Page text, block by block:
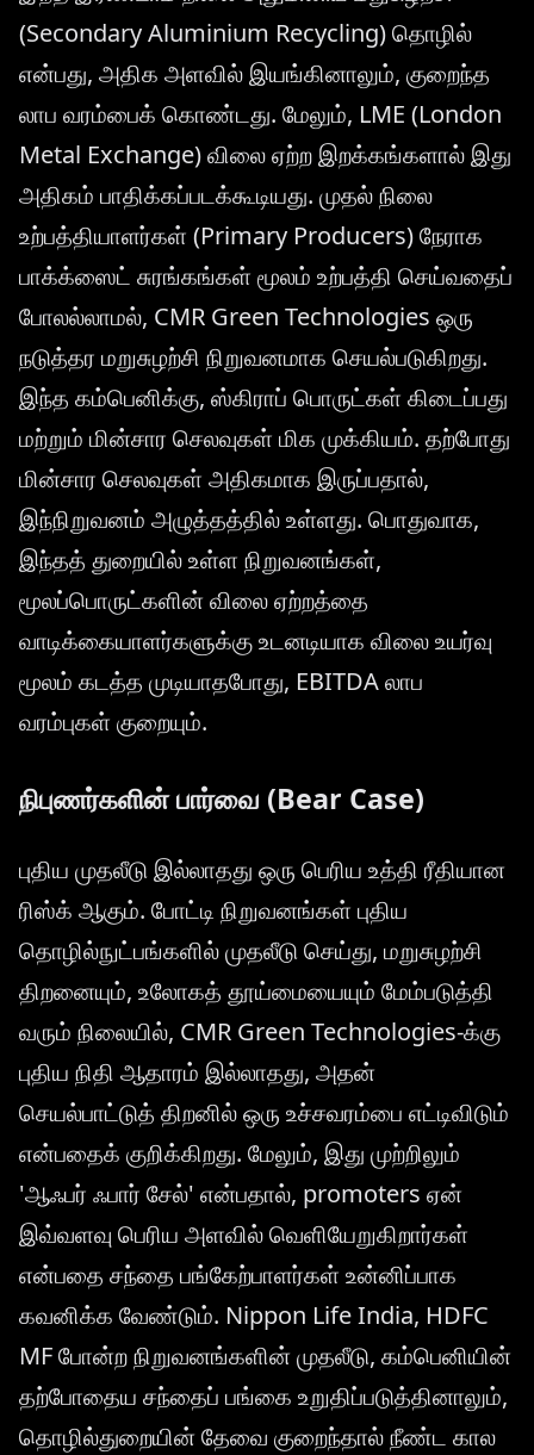
(Secondary Aluminium Recycling) தொழில்
என்பது, அதிக அளவில் இயங்கினாலும், குறைந்த
லாப வரம்பைக் கொண்டது. மேலும், LME (London
Metal Exchange) விலை ஏற்ற இறக்கங்களால் இது
அதிகம் பாதிக்கப்படக்கூடியது. முதல் நிலை
உற்பத்தியாளர்கள் (Primary Producers) நேராக
பாக்க்ஸைட் சுரங்கங்கள் மூலம் உற்பத்தி செய்வதைப்
போலல்லாமல், CMR Green Technologies ஒரு
நடுத்தர மறுசுழற்சி நிறுவனமாக செயல்படுகிறது.
இந்த கம்பெனிக்கு, ஸ்கிராப் பொருட்கள் கிடைப்பது
மற்றும் மின்சார செலவுகள் மிக முக்கியம். தற்போது
மின்சார செலவுகள் அதிகமாக இருப்பதால்,
இந்நிறுவனம் அழுத்தத்தில் உள்ளது. பொதுவாக,
இந்தத் துறையில் உள்ள நிறுவனங்கள்,
மூலப்பொருட்களின் விலை ஏற்றத்தை
வாடிக்கையாளர்களுக்கு உடனடியாக விலை உயர்வு
மூலம் கடத்த முடியாதபோது, EBITDA லாப
வரம்புகள் குறையும்.
நிபுணர்களின் பார்வை (Bear Case)
புதிய முதலீடு இல்லாதது ஒரு பெரிய உத்தி ரீதியான
ரிஸ்க் ஆகும். போட்டி நிறுவனங்கள் புதிய
தொழில்நுட்பங்களில் முதலீடு செய்து, மறுசுழற்சி
திறனையும், உலோகத் தூய்மையையும் மேம்படுத்தி
வரும் நிலையில், CMR Green Technologies-க்கு
புதிய நிதி ஆதாரம் இல்லாதது, அதன்
செயல்பாட்டுத் திறனில் ஒரு உச்சவரம்பை எட்டிவிடும்
என்பதைக் குறிக்கிறது. மேலும், இது முற்றிலும்
'ஆஃபர் ஃபார் சேல்' என்பதால், promoters ஏன்
இவ்வளவு பெரிய அளவில் வெளியேறுகிறார்கள்
என்பதை சந்தை பங்கேற்பாளர்கள் உன்னிப்பாக
கவனிக்க வேண்டும். Nippon Life India, HDFC
MF போன்ற நிறுவனங்களின் முதலீடு, கம்பெனியின்
தற்போதைய சந்தைப் பங்கை உறுதிப்படுத்தினாலும்,
தொழில்துறையின் தேவை குறைந்தால் நீண்ட கால